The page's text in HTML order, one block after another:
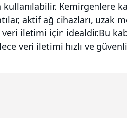
Kemirgenlere
aktif ağ cihazları, uzak
iletimi için idealdir.Bu
veri iletimi hızlı ve